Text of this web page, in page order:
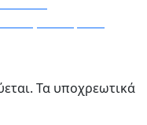
Τα υποχρεωτικά